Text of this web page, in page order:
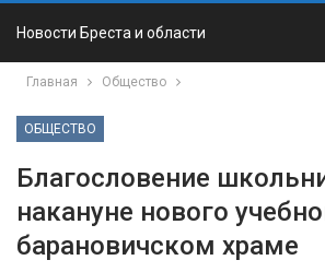
Новости Бреста и области
Главная Общество
ОБЩЕСТВО
Благословение
накануне нового
барановичском храме